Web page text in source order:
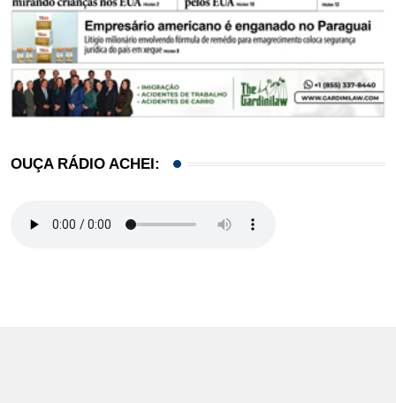
OUÇA RÁDIO ACHEI: